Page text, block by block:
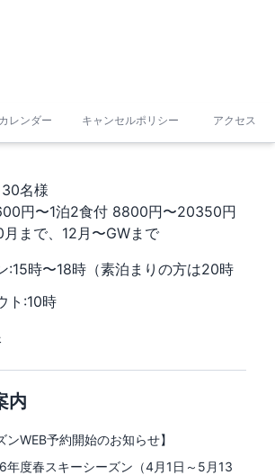
カレンダー キャンセルポリシー アクセス
30名様
円〜1泊2食付 8800円〜20350円
まで、12月〜GWまで
:15時〜18時（素泊まりの方は20時
ト :10時
内
ンWEB予約開始のお知らせ】
年度春スキーシーズン（4月1日～5月13